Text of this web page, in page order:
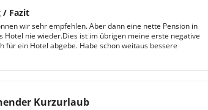
/ Fazit
wir sehr empfehlen. Aber dann eine nette Pension in
Hotel nie wieder.Dies ist im übrigen meine erste negative
für ein Hotel abgebe. Habe schon weitaus bessere
Kurzurlaub